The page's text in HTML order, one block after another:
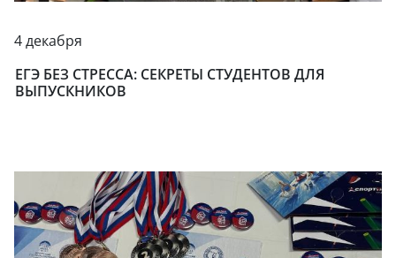
4 декабря
ЕГЭ БЕЗ СТРЕССА: СЕКРЕТЫ СТУДЕНТОВ ДЛЯ
ВЫПУСКНИКОВ